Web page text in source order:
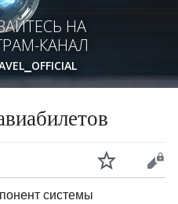
НА
КАНАЛ
системы